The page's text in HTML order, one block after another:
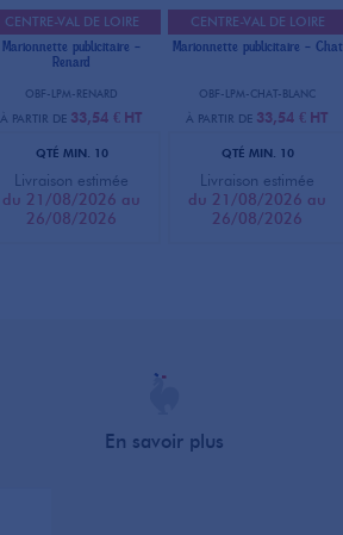
CENTRE-VAL DE LOIRE
Marionnette publicitaire -
Renard
OBF-LPM-RENARD
À PARTIR DE 33,54 € HT
QTÉ MIN. 10
Livraison estimée
du 21/08/2026 au
26/08/2026
CENTRE-VAL DE LOIRE
Marionnette publicitaire - Chat
OBF-LPM-CHAT-BLANC
À PARTIR DE 33,54 € HT
QTÉ MIN. 10
Livraison estimée
du 21/08/2026 au
26/08/2026
En savoir plus